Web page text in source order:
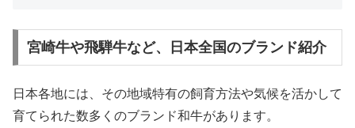
宮崎牛や飛騨牛など、日本全国のブランド紹介
日本各地には、その地域特有の飼育方法や気候を活かして
育てられた数多くのブランド和牛があります。